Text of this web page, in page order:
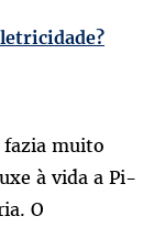
muito
à vida a Pi-
O